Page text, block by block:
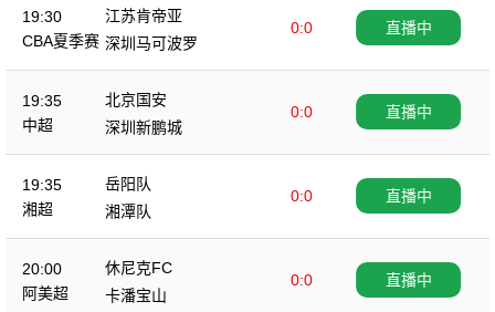
19:30
CBA夏季赛
江苏肯帝亚
0:0
深圳马可波罗
直播中
19:35
中超
北京国安
0:0
深圳新鹏城
直播中
19:35
湘超
岳阳队
0:0
湘潭队
直播中
20:00
阿美超
休尼克FC
0:0
卡潘宝山
直播中